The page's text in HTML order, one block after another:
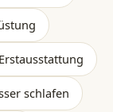
schlafen